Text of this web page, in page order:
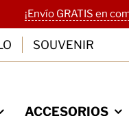
¡Envío GRATIS en
SOUVENIR
ACCESORIOS